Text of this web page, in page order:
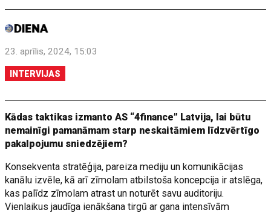
23. aprīlis, 2024, 15:03
INTERVIJAS
Kādas taktikas izmanto AS “4finance” Latvija, lai būtu
nemainīgi pamanāmam starp neskaitāmiem līdzvērtīgo
pakalpojumu sniedzējiem?
Konsekventa stratēģija, pareiza mediju un komunikācijas
kanālu izvēle, kā arī zīmolam atbilstoša koncepcija ir atslēga,
kas palīdz zīmolam atrast un noturēt savu auditoriju.
Vienlaikus jaudīga ienākšana tirgū ar gana intensīvām